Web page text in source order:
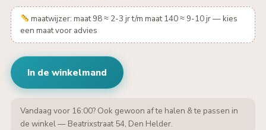
maatwijzer: maat 98 ≈ 2-3 jr t/m maat 140 ≈ 9-10 jr — kies
een maat voor advies
In de winkelmand
Vandaag voor 16:00? Ook gewoon af te halen & te passen in
de winkel — Beatrixstraat 54, Den Helder.